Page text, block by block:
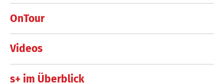
OnTour
Videos
s+ im Überblick